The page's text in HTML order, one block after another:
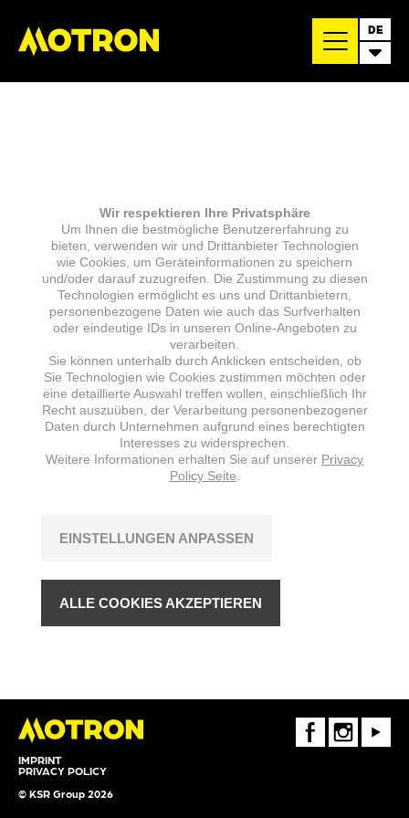
DE
IMPRINT
PRIVACY POLICY
© KSR Group 2026
FaceBookInstagramYoutube
Wir respektieren Ihre Privatsphäre
Um Ihnen die bestmögliche Benutzererfahrung zu
bieten, verwenden wir und Drittanbieter Technologien
wie Cookies, um Geräteinformationen zu speichern
und/oder darauf zuzugreifen. Die Zustimmung zu diesen
Technologien ermöglicht es uns und Drittanbietern,
personenbezogene Daten wie auch das Surfverhalten
oder eindeutige IDs in unseren Online-Angeboten zu
verarbeiten.
Sie können unterhalb durch Anklicken entscheiden, ob
Sie Technologien wie Cookies zustimmen möchten oder
eine detaillierte Auswahl treffen wollen, einschließlich Ihr
Recht auszuüben, der Verarbeitung personenbezogener
Daten durch Unternehmen aufgrund eines berechtigten
Interesses zu widersprechen.
Weitere Informationen erhalten Sie auf unserer Privacy
Policy Seite
EINSTELLUNGEN ANPASSEN
ALLE COOKIES AKZEPTIEREN